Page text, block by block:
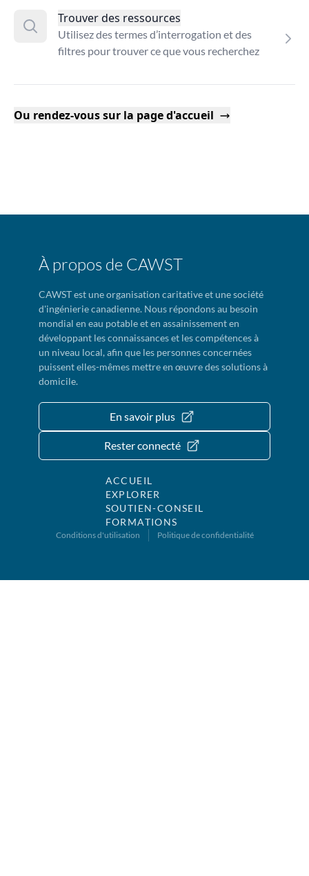
Trouver des ressources
Utilisez des termes d’interrogation et des
filtres pour trouver ce que vous recherchez
Ou rendez-vous sur la page d'accueil
À propos de CAWST
CAWST est une organisation caritative et une société
d'ingénierie canadienne. Nous répondons au besoin
mondial en eau potable et en assainissement en
développant les connaissances et les compétences à
un niveau local, afin que les personnes concernées
puissent elles-mêmes mettre en œuvre des solutions à
domicile.
En savoir plus
Rester connecté
ACCUEIL
EXPLORER
SOUTIEN-CONSEIL
FORMATIONS
Conditions d'utilisation Politique de confidentialité